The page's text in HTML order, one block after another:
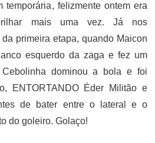
temporária, felizmente ontem era
mais uma vez. Já nos
primeira etapa, quando Maicon
esquerdo da zaga e fez um
Cebolinha dominou a bola e foi
ENTORTANDO Éder Militão e
de bater entre o lateral e o
do goleiro. Golaço!